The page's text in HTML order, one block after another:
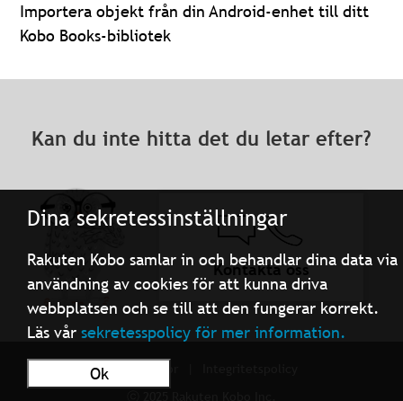
Dina sekretessinställningar
Rakuten Kobo samlar in och behandlar dina data via
användning av cookies för att kunna driva
webbplatsen och se till att den fungerar korrekt.
Läs vårsekretesspolicy för mer information.
Ok
Importera objekt från din Android-enhet till ditt
Kobo Books-bibliotek
Kan du inte hitta det du letar efter?
Kontakta oss
Användarvillkor